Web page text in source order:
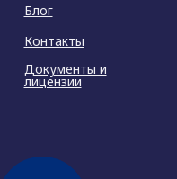
Блог
Контакты
Документы и
лицензии